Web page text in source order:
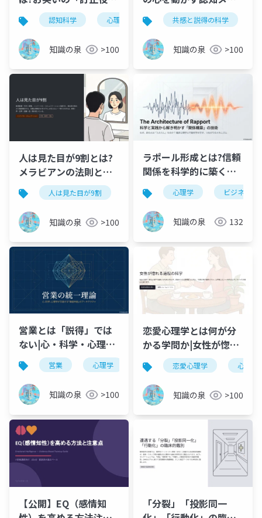
を科学的に徹底解説
認知科学 心理学 コミュニケーション
知識の泉 >100
ニズムの設計図
共感と説得の科学
知識の泉 >100
人は見た目が9割とは?
メラビアンの法則とノ
ンバーバルコミュニケ
ーション完全解説【竹
内一郎・要約】
人は見た目が9割 メラビアンの法則 心理学
知識の泉 >100
ラポール形成とは?信頼
関係を科学的に築く方
法を徹底解説【行動科
学】
心理学 ビジネスス
知識の泉 132
営業とは「説得」では
ない|心・科学・心理学
で学ぶ価値共創の完全
ガイド
営業 心理学 セールス 行動経済学
知識の泉 >100
恋愛心理学とは何が分
かる学問か|女性が惚れ
る過程を科学的に徹底
解説
恋愛心理学 心理学
知識の泉 >100
【公開】EQ（感情知
「分裂」「投影同一